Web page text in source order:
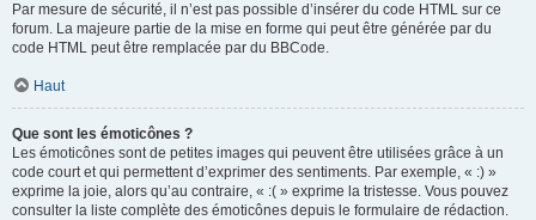
Par mesure de sécurité, il n’est pas possible d’insérer du code HTML sur ce
forum. La majeure partie de la mise en forme qui peut être générée par du
code HTML peut être remplacée par du BBCode.
Haut
Que sont les émoticônes ?
Les émoticônes sont de petites images qui peuvent être utilisées grâce à un
code court et qui permettent d’exprimer des sentiments. Par exemple, « :) »
exprime la joie, alors qu’au contraire, « :( » exprime la tristesse. Vous pouvez
consulter la liste complète des émoticônes depuis le formulaire de rédaction.